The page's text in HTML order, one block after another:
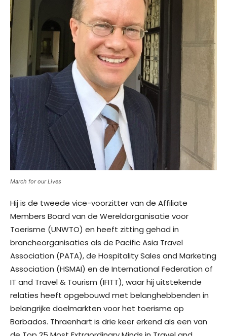
March for our Lives
Hij is de tweede vice-voorzitter van de Affiliate
Members Board van de Wereldorganisatie voor
Toerisme (UNWTO) en heeft zitting gehad in
brancheorganisaties als de Pacific Asia Travel
Association (PATA), de Hospitality Sales and Marketing
Association (HSMAI) en de International Federation of
IT and Travel & Tourism (IFITT), waar hij uitstekende
relaties heeft opgebouwd met belanghebbenden in
belangrijke doelmarkten voor het toerisme op
Barbados. Thraenhart is drie keer erkend als een van